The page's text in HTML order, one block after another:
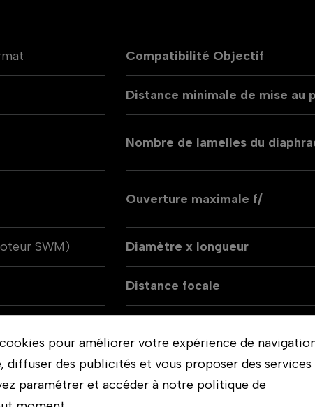
Compatibilité Objectif
Distance minimale de mise au
Nombre de lamelles du
Ouverture maximale f/
SWM) Diamètre x longueur
Distance focale
pour améliorer votre expérience de
diffuser des publicités et vous proposer des services
paramétrer et accéder à notre politique de